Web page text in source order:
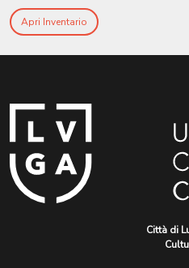
Apri Inventario
Città di